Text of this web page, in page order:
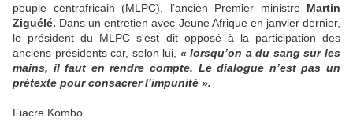
peuple centrafricain (MLPC), l’ancien Premier ministre Martin
Ziguélé. Dans un entretien avec Jeune Afrique en janvier dernier,
le président du MLPC s'est dit opposé à la participation des
anciens présidents car, selon lui, « lorsqu’on a du sang sur les
mains, il faut en rendre compte. Le dialogue n’est pas un
prétexte pour consacrer l’impunité ».
Fiacre Kombo